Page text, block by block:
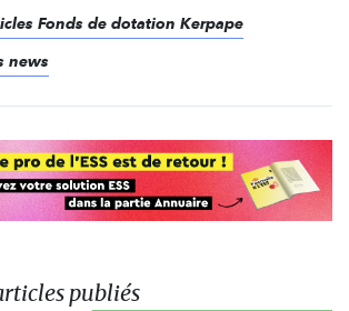
Fonds de dotation Kerpape
news
publiés